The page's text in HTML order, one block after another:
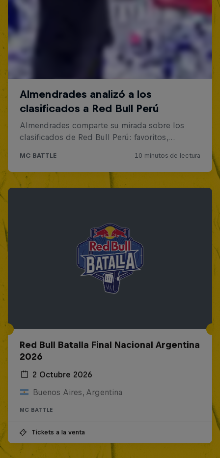
Red Bull Batalla Final Nacional Argentina
2026
2 Octubre 2026
Buenos Aires, Argentina
MC BATTLE
Tickets a la venta